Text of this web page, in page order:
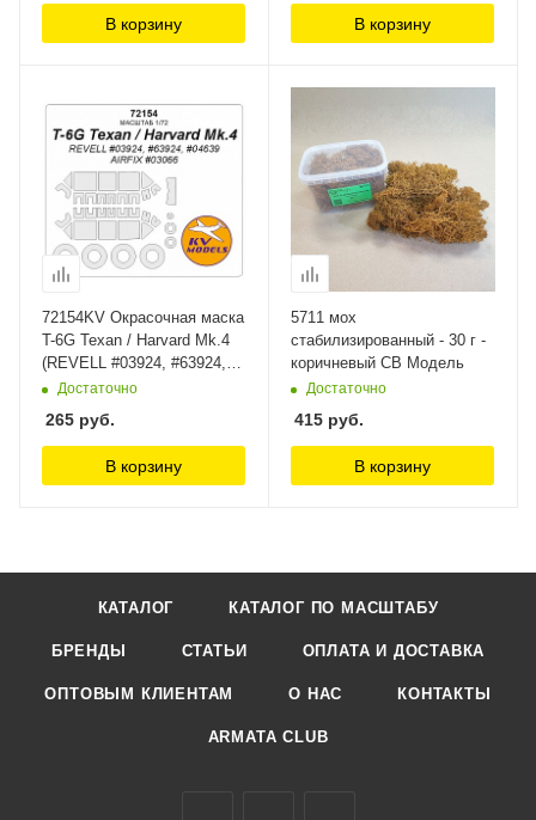
В корзину В корзину
72154KV Окрасочная маска
T-6G Texan / Harvard Mk.4
(REVELL #03924, #63924,
#04639 / Airfix #03066) +
KV Models
Достаточно
265 руб.
В корзину
5711 мох
стабилизированный - 30 г -
коричневый СВ Модель
Достаточно
415 руб.
В корзину
КАТАЛОГ КАТАЛОГ ПО МАСШТАБУ
БРЕНДЫ СТАТЬИ ОПЛАТА И ДОСТАВКА
ОПТОВЫМ КЛИЕНТАМ О НАС КОНТАКТЫ
ARMATA CLUB